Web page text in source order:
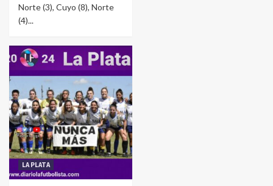
Norte (3), Cuyo (8), Norte
(4)...
LA PLATA